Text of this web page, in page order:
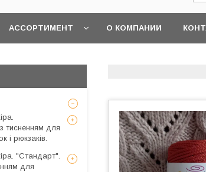
АССОРТИМЕНТ О КОМПАНИИ
тисненням для
і рюкзаків.
"Стандарт".
для